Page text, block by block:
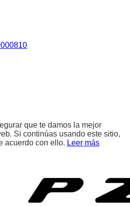
que te damos la mejor
Si continúas usando este sitio,
acuerdo con ello. Leer más